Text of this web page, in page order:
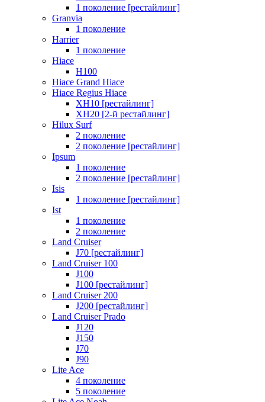
1 поколение [рестайлинг]
Granvia
1 поколение
Harrier
1 поколение
Hiace
H100
Hiace Grand Hiace
Hiace Regius Hiace
XH10 [рестайлинг]
XH20 [2-й рестайлинг]
Hilux Surf
2 поколение
2 поколение [рестайлинг]
Ipsum
1 поколение
2 поколение [рестайлинг]
Isis
1 поколение [рестайлинг]
Ist
1 поколение
2 поколение
Land Cruiser
J70 [рестайлинг]
Land Cruiser 100
J100
J100 [рестайлинг]
Land Cruiser 200
J200 [рестайлинг]
Land Cruiser Prado
J120
J150
J70
J90
Lite Ace
4 поколение
5 поколение